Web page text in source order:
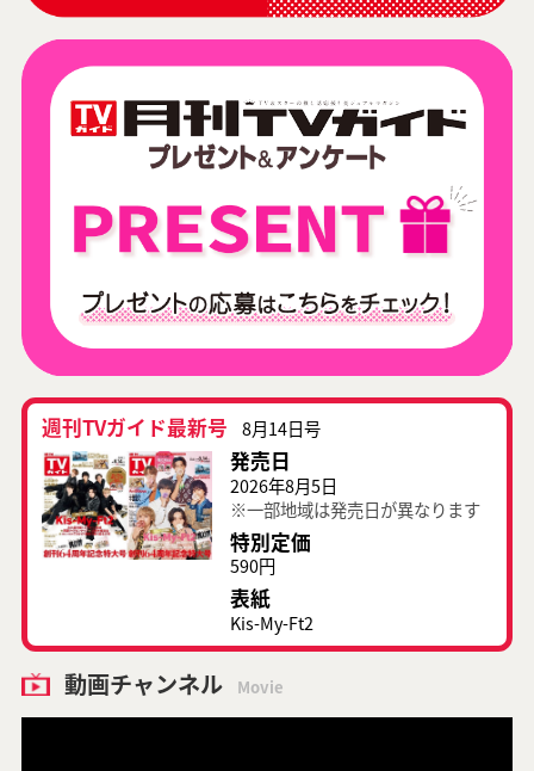
週刊TVガイド最新号 8月14日号
発売日
2026年8月5日
※一部地域は発売日が異なります
特別定価
590円
表紙
Kis-My-Ft2
動画チャンネル Movie